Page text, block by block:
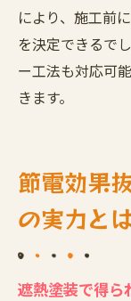
により、施工前
を決定できるで
ー工法も対応可
きます。
節電効果
の実力と
遮熱塗装で得ら